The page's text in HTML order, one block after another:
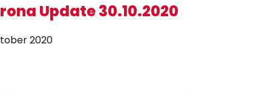
Update 30.10.2020
2020